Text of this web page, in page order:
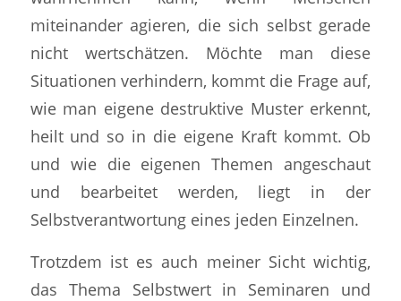
miteinander agieren, die sich selbst gerade
nicht wertschätzen. Möchte man diese
Situationen verhindern, kommt die Frage auf,
wie man eigene destruktive Muster erkennt,
heilt und so in die eigene Kraft kommt. Ob
und wie die eigenen Themen angeschaut
und bearbeitet werden, liegt in der
Selbstverantwortung eines jeden Einzelnen.
Trotzdem ist es auch meiner Sicht wichtig,
das Thema Selbstwert in Seminaren und